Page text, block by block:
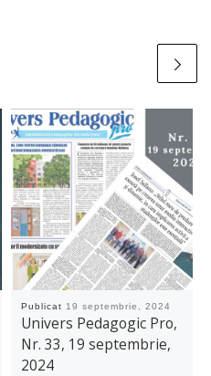
Publicat 19 septembrie, 2024
Univers Pedagogic Pro,
Nr. 33, 19 septembrie,
2024